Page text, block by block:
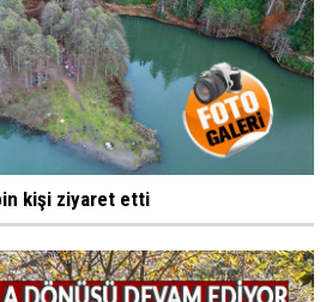
kişi ziyaret etti